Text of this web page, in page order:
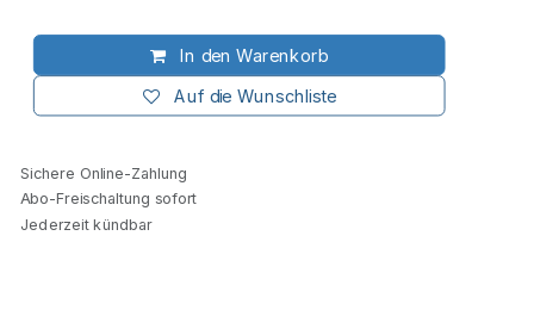
In den Warenkorb
Auf die Wunschliste
Sichere Online-Zahlung
Abo-Freischaltung sofort
Jederzeit kündbar